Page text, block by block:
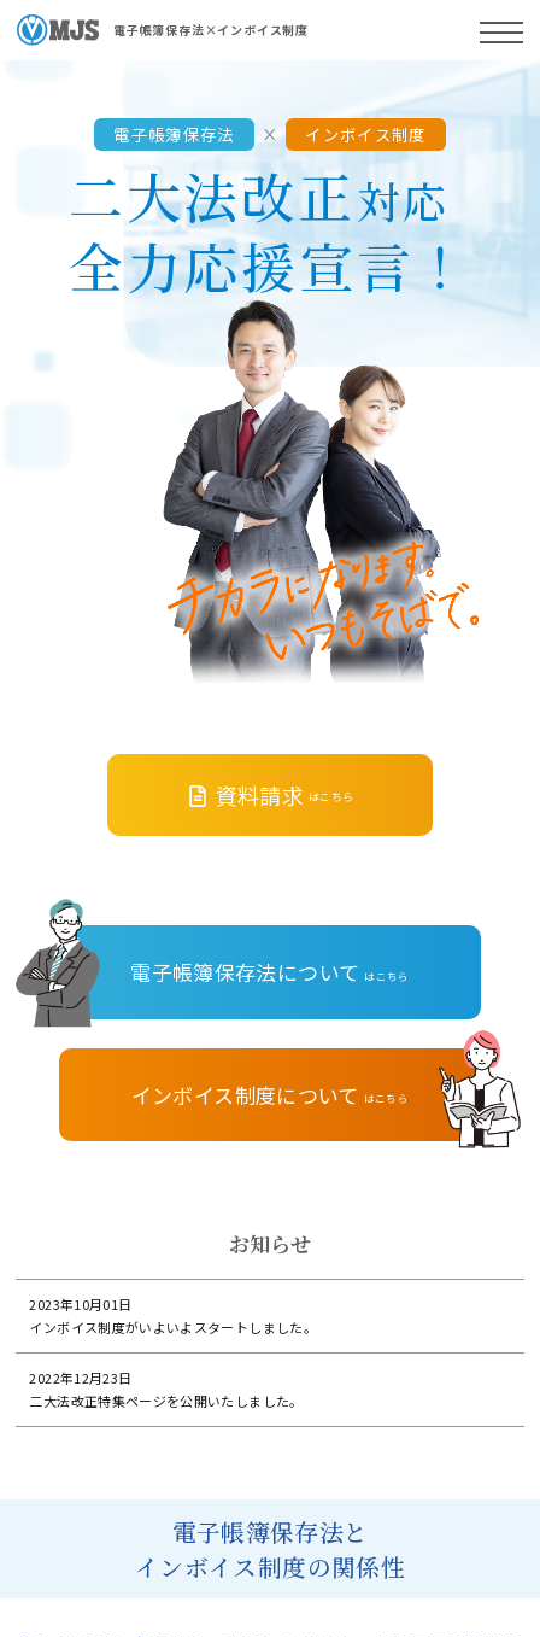
電子帳簿保存法×インボイス制度
電子帳簿保存法 × インボイス制度
二大法改正対応
全力応援宣言！
資料請求 はこちら
電子帳簿保存法について はこちら
インボイス制度について はこちら
お知らせ
2023年10月01日
インボイス制度がいよいよスタートしました。
2022年12月23日
二大法改正特集ページを公開いたしました。
電子帳簿保存法と
インボイス制度の関係性